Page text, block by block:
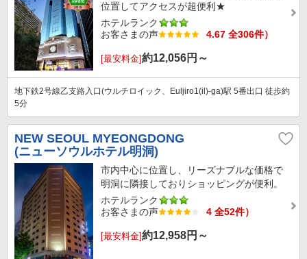
位置してアクセスが超便利★
ホテルランク
お客さまの声
4.67 全306件）
[最安料金]約12,056円～
地下鉄2号線乙支路入口(ウルチロイック、Euljiro1(il)-ga)駅 5番出口 徒歩約
5分
NEW SEOUL MYEONGDONG
(ニューソウルホテル明洞)
市内中心に位置し、リーズナブルな価格で
明洞に隣接しておりショッピングが便利。
ホテルランク
お客さまの声
4 全52件）
[最安料金]約12,958円～